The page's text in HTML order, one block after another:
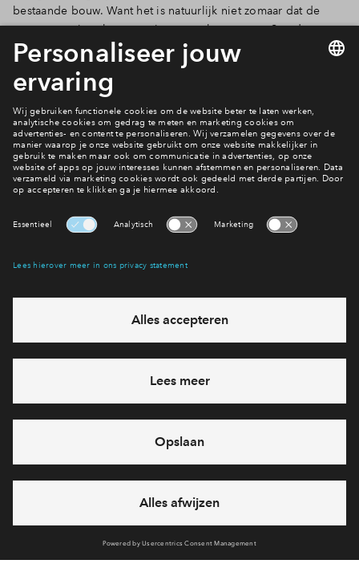
bestaande bouw. Want het is natuurlijk niet zomaar dat de
vraag naar nieuwbouwwoningen snel toeneemt. Steeds meer
mensen zien de voordelen ervan in. Geen wonder, want het is
toch ideaal dat je jouw droomhuis helemaal naar uw eigen
smaak kunt inrichten. Alles fris en nieuw en jarenlang geen
De laatste ontwikkelingen rond De Bastide
Nieuws
eventuele projecten
Ja, ik wil mij aanmelden
Heb je een vraag en wil je direct antwoord? Bel ons op088
712 27 15
6 dagen per week beschikbaar (behalve tijdens
feestdagen)
vandaag van 09:00 - 18:00 uur